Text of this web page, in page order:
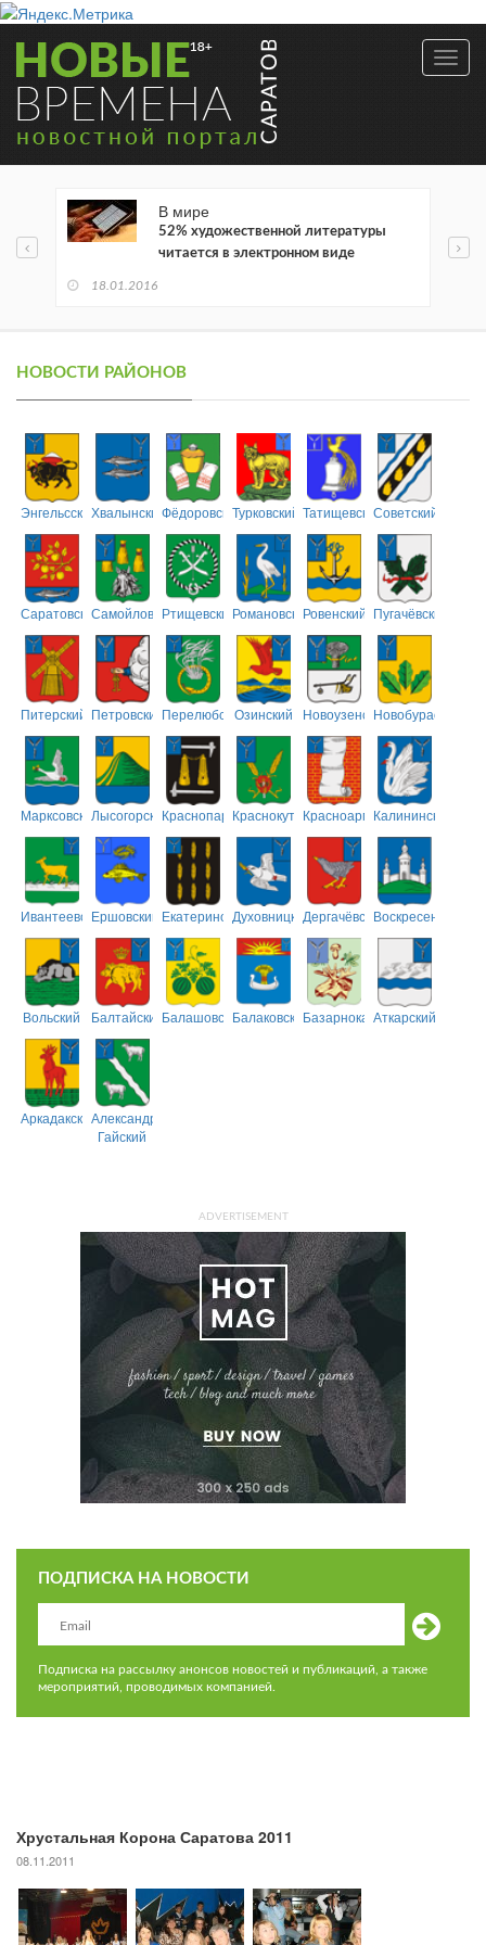
В мире
52% художественной литературы
читается в электронном виде
18.01.2016
НОВОСТИ РАЙОНОВ
ЭнгельсскийХвалынскийФёдоровскийТурковский ТатищевскийСоветский
СаратовскийСамойловскийРтищевскийРомановскийРовенский Пугачёвский
Питерский ПетровскийПерелюбскийОзинский НовоузенскийНовобурасский
МарксовскийЛысогорскийКраснопартизанский
КраснокутскийКрасноармейский
Калининский
ИвантеевскийЕршовский ЕкатериновскийДуховницкийДергачёвскийВоскресенский
Вольский БалтайскийБалашовскийБалаковскийБазарнокарабулакский
Аткарский
АркадакскийАлександрово-
Гайский
ADVERTISEMENT
ПОДПИСКА НА НОВОСТИ
Подписка на рассылку анонсов новостей и публикаций, а также
мероприятий, проводимых компанией.
Хрустальная Корона Саратова 2011
08.11.2011